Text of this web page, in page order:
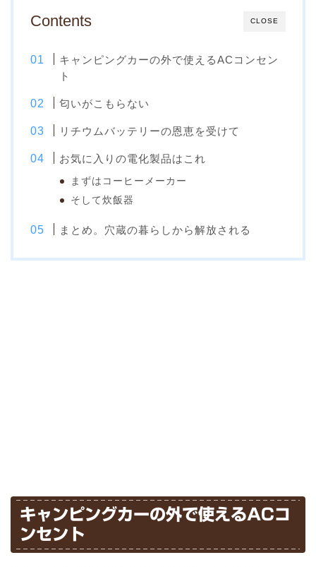
CLOSE
Contents
キャンピングカーの外で使えるACコンセン
ト
匂いがこもらない
リチウムバッテリーの恩恵を受けて
お気に入りの電化製品はこれ
まずはコーヒーメーカー
そして炊飯器
まとめ。穴蔵の暮らしから解放される
キャンピングカーの外で使えるACコ
ンセント